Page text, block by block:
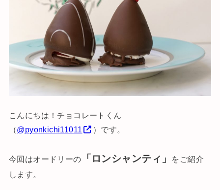
こんにちは！チョコレートくん
（@pyonkichi11011 ）です。
今回はオードリーの 「ロンシャンティ」
をご紹介
します。